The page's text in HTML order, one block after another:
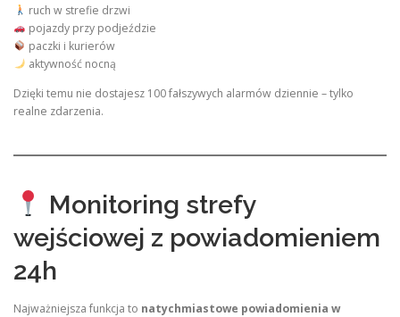
ruch w strefie drzwi
pojazdy przy podjeździe
paczki i kurierów
aktywność nocną
Dzięki temu nie dostajesz 100 fałszywych alarmów dziennie – tylko
realne zdarzenia.
Monitoring strefy
wejściowej z powiadomieniem
24h
Najważniejsza funkcja to natychmiastowe powiadomienia w